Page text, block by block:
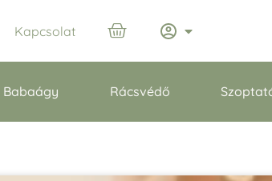
Kapcsolat
Babaágy Rácsvédő